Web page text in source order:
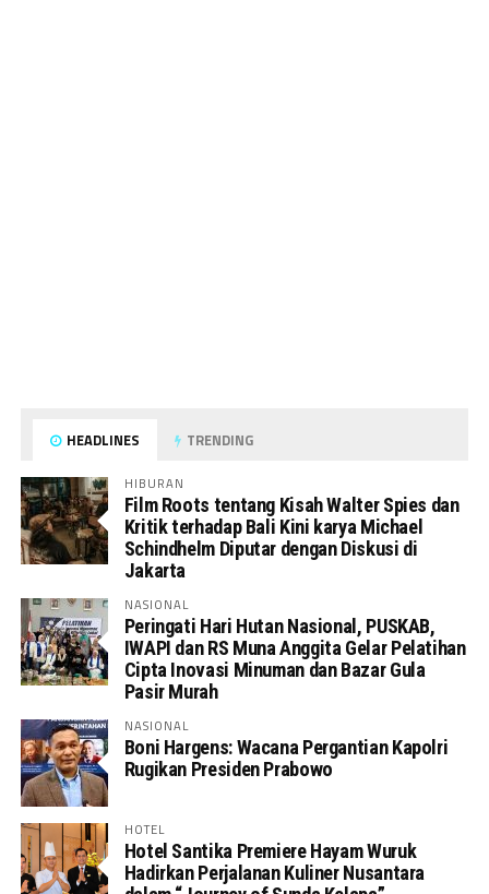
HEADLINES TRENDING
HIBURAN
Film Roots tentang Kisah Walter Spies dan
Kritik terhadap Bali Kini karya Michael
Schindhelm Diputar dengan Diskusi di
Jakarta
NASIONAL
Peringati Hari Hutan Nasional, PUSKAB,
IWAPI dan RS Muna Anggita Gelar Pelatihan
Cipta Inovasi Minuman dan Bazar Gula
Pasir Murah
NASIONAL
Boni Hargens: Wacana Pergantian Kapolri
Rugikan Presiden Prabowo
HOTEL
Hotel Santika Premiere Hayam Wuruk
Hadirkan Perjalanan Kuliner Nusantara